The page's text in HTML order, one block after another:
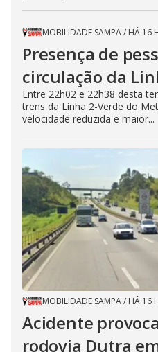
MOBILIDADE SAMPA/ HÁ 16
Presença de
circulação da
Entre 22h02 e 22h38 desta
trens da Linha 2-Verde do
velocidade reduzida e maior...
MOBILIDADE SAMPA/ HÁ 16
Acidente
rodovia Dutra